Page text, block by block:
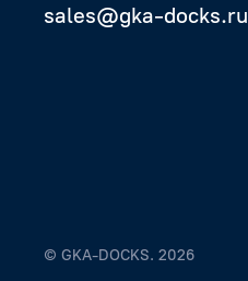
sales@gka-docks.ru
© GKA-DOCKS. 2026